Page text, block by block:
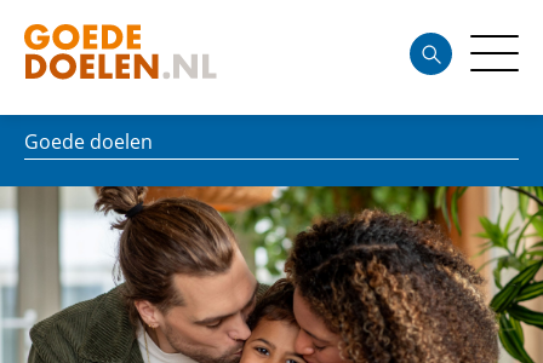
Goede doelen